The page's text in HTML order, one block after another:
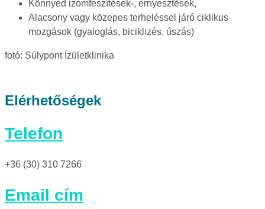
Könnyed izomfeszítések-, ernyesztések,
Alacsony vagy közepes terheléssel járó ciklikus
mozgások (gyaloglás, biciklizés, úszás)
fotó: Súlypont Ízületklinika
Elérhetőségek
Telefon
+36 (30) 310 7266
Email cím